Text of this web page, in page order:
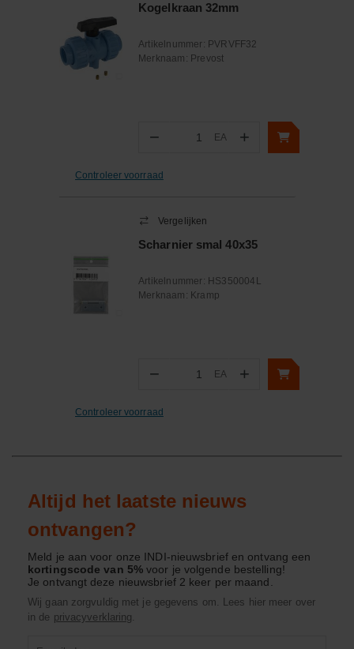
Kogelkraan 32mm
Artikelnummer: PVRVFF32
Merknaam: Prevost
− Aantal
EA +
Controleer voorraad
Vergelijken
Scharnier smal 40x35
Artikelnummer: HS350004L
Merknaam: Kramp
− Aantal
EA +
Controleer voorraad
Altijd het laatste nieuws
ontvangen?
Meld je aan voor onze INDI-nieuwsbrief en ontvang een
kortingscode van 5%voor je volgende bestelling!
Je ontvangt deze nieuwsbrief 2 keer per maand.
Wij gaan zorgvuldig met je gegevens om. Lees hier meer over
in de privacyverklaring.